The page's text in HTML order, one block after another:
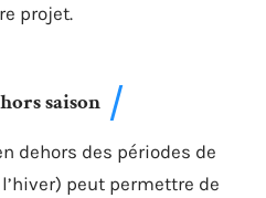
projet.
saison
dehors des périodes de
peut permettre de